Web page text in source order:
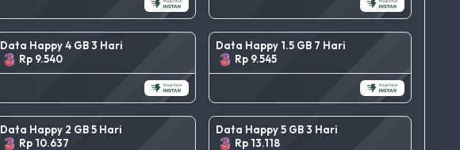
Data Happy 4 GB 3 Hari
Rp 9.540
Data Happy 1.5 GB 7 Hari
Rp 9.545
Data Happy 2 GB 5 Hari
Rp 10.637
Data Happy 5 GB 3 Hari
Rp 13.118